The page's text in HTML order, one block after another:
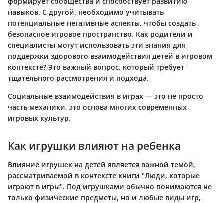
навыков. С другой, необходимо учитывать
потенциальные негативные аспекты, чтобы создать
безопасное игровое пространство. Как родители и
специалисты могут использовать эти знания для
поддержки здорового взаимодействия детей в игровом
контексте? Это важный вопрос, который требует
тщательного рассмотрения и подхода.
Социальные взаимодействия в играх — это не просто
часть механики, это основа многих современных
игровых культур.
Как игрушки влияют на ребенка
Влияние игрушек на детей является важной темой,
рассматриваемой в контексте книги "Люди, которые
играют в игры". Под игрушками обычно понимаются не
только физические предметы, но и любые виды игр,